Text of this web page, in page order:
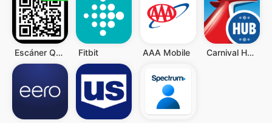
Escáner QR y Código de Barras Fitbit AAA Mobile Carnival HUB